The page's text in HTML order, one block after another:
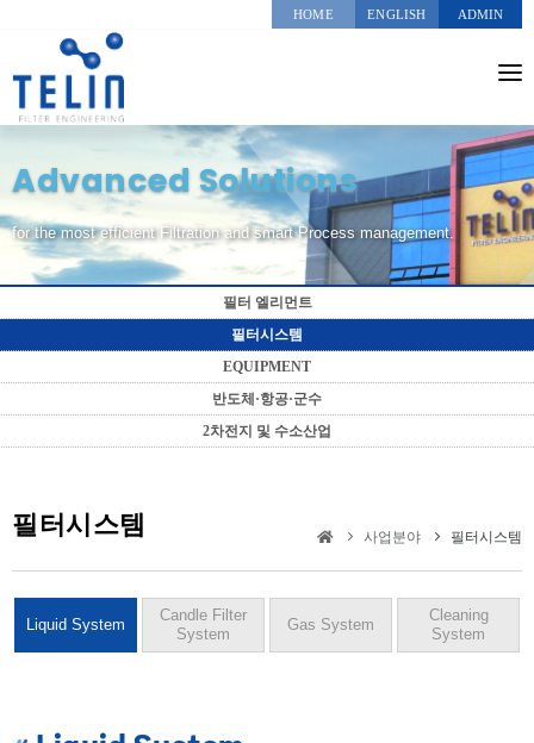
HOME ENGLISH ADMIN
회사소개
사업분야
온라인견적의뢰
실적현황
커뮤니티
Advanced Solutions
for the most efficient Filtration and smart Process management.
필터 엘리먼트
필터시스템
EQUIPMENT
반도체·항공·군수
2차전지 및 수소산업
필터시스템 사업분야 필터시스템
Liquid System
Candle Filter
System
Gas System
Cleaning
System